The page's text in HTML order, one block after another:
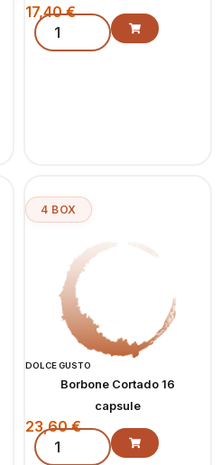
17,40€
4 BOX
DOLCE GUSTO
Borbone Cortado 16
capsule
23,60€